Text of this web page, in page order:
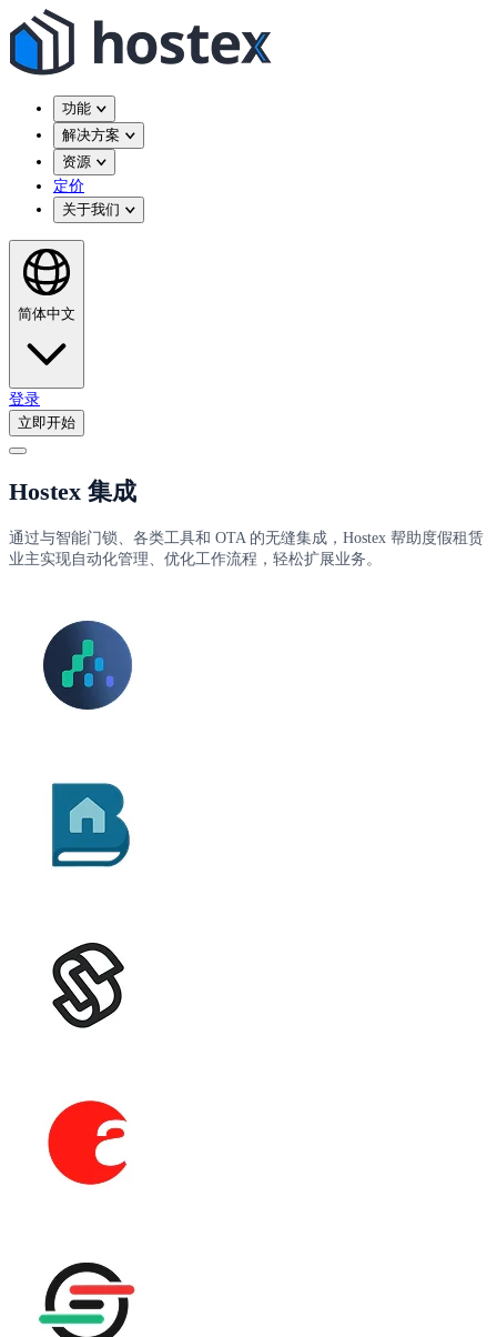
功能
解决方案
资源
定价
关于我们
简体中文
登录
立即开始
Hostex 集成
通过与智能门锁、各类工具和 OTA 的无缝集成，Hostex 帮助度假租赁
业主实现自动化管理、优化工作流程，轻松扩展业务。